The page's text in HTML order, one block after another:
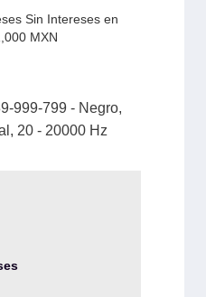
Sin Intereses en
MXN
999-799 - Negro,
20 - 20000 Hz